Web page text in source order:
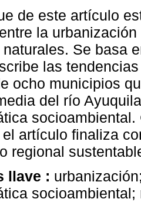
de este artículo
la
Se basa
las
ocho municipios
del río
artículo finaliza
regional
llave :